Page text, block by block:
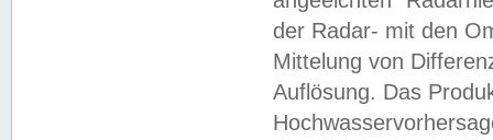
der Radar- mit den
Mittelung von
Auflösung. Das